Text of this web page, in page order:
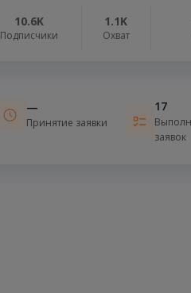
10.6K
Подписчики
1.1K
Охват
—
Принятие заявки
17
заявок